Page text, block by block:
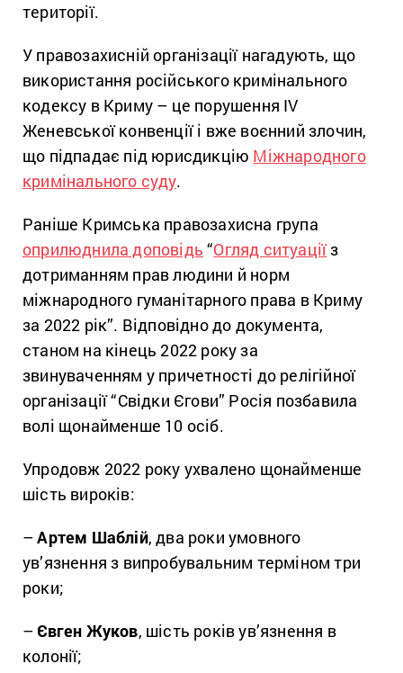
території.
У правозахисній організації нагадують, що
використання російського кримінального
кодексу в Криму – це порушення IV
Женевської конвенції і вже воєнний злочин,
що підпадає під юрисдикцію Міжнародного
кримінального суду.
Раніше Кримська правозахисна група
оприлюднила доповідь “Огляд ситуаціїз
дотриманням прав людини й норм
міжнародного гуманітарного права в Криму
за 2022 рік”. Відповідно до документа,
станом на кінець 2022 року за
звинуваченням у причетності до релігійної
організації “Свідки Єгови” Росія позбавила
волі щонайменше 10 осіб.
Упродовж 2022 року ухвалено щонайменше
шість вироків:
–Артем Шаблій, два роки умовного
ув’язнення з випробувальним терміном три
роки;
– Євген Жуков, шість років ув’язнення в
колонії;